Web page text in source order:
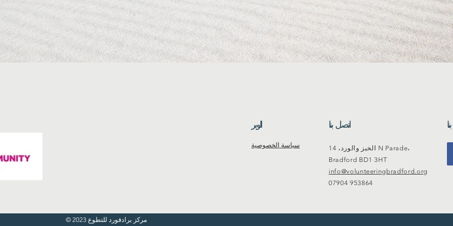
اتصل بنا الوبر
الخبز والورد، 14 N Parade،
Bradford BD1 3HT
info@volunteeringbradford.org
07904 953864
سياسة الخصوصية
© مركز برادفورد للتطوع 2023